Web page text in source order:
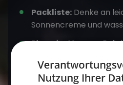
Packliste: Denke an
Sonnencreme und
Plane im Voraus:
sind schnell
eine frühe Buchung.
Nutzung Ihrer